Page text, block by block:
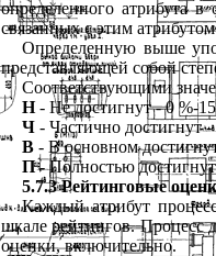
определенного атрибута в
связанных с этим атрибутом
Определенную выше
представляющей собой
Соответствующими
Н - Не достигнут -0 %-
Ч - Частично достигнут -
В - В основном
П - Полностью достигнут
5.7.3Рейтинговые
Каждый атрибут
шкале рейтингов.Процесс
оценки,включительно.